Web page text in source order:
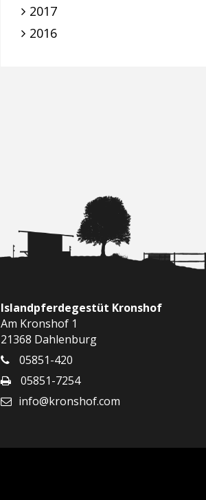
2017
2016
Islandpferdegestüt Kronshof
Am Kronshof 1
21368 Dahlenburg
05851-420
05851-7254
info@kronshof.com